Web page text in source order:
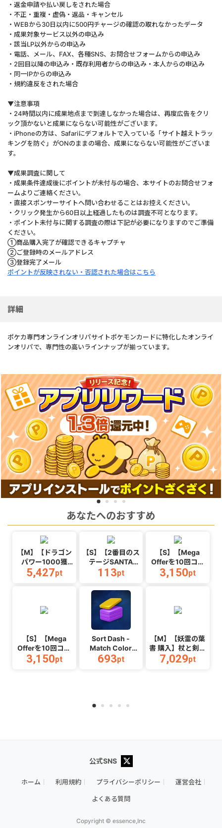
・返金申請や払い戻しをされた場合
・不正・重複・虚偽・返品・キャンセル
・WEBから30日以内に500円チャージの確認の取れなかったデータ
・成果対象サービス以外の申込み
・該当LP以外からの申込み
・電話、メール、FAX、各種SNS、お問合せフォームからの申込み
・2回目以降の申込み・既存利用者からの申込み・本人からの申込み
・同一IPからの申込み
・規約違反をされた場合
▼注意事項
・24時間以内に成果地点まで到達しなかった場合は、再度広告をクリ
ック頂かないと成果にならない可能性がございます。
・iPhoneの方は、Safariにデフォルトで入っている「サイト越えトラッ
キングを防ぐ」がONのままの場合、成果にならない可能性がございま
す。
▼成果調査に関して
・成果条件達成後にポイントが未付与の場合、本サイトのお問合せフォ
ームよりご連絡ください。
・直接スポンサーサイトへ問い合わせることはお控えください。
・クリック発生から60日以上経過したものは調査不可となります。
・ポイント未付与に関する調査の際は下記が必要になりますのでご準備
ください。
①商品購入完了が確認できるキャプチャ
②ご登録時のメールアドレス
③登録完了メール
ポイントが反映されない・否認された場合はこちら
詳細
ポケカ専門オンラインオリパサイトポケモンカードに特化したオンライ
ンオリパで、専門性の高いラインナップが揃っています。
あなたへのおすすめ
【M】【ドラゴン
パワー1000獲
得】マージドラゴ
ン_Android
5,427pt
【S】【2番目のス
テージSANTA
MONICA BEACH
WaterPark
Boys_Android
113pt
【S】【Mega
Offerを10回コン
プリートする】
Ball Hop_Android
3,150pt
【S】【Mega
Offerを10回コン
プリートする】
Color
3,150pt
Sort Dash -
Match Color
Puzzle（チャレン
693pt
【M】【妖霊の葉
書 購入】杖と剣の
伝説
_Android_2608
7,029pt
公式SNS
ホーム 利用規約 プライバシーポリシー 運営会社
よくある質問
Copyright © essence,Inc